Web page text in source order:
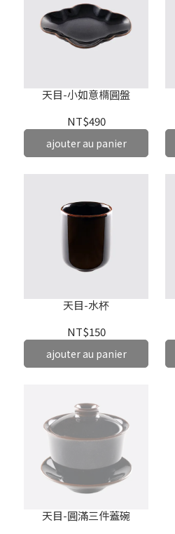
天目-小如意橢圓盤
NT$490
ajouter au panier
天目-水杯
NT$150
ajouter au panier
天目-圓滿三件蓋碗